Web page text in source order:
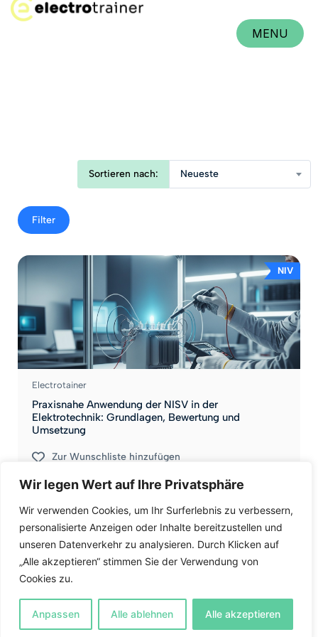
Wir legen Wert auf Ihre Privatsphäre
Wir verwenden Cookies, um Ihr Surferlebnis zu verbessern,
personalisierte Anzeigen oder Inhalte bereitzustellen und
unseren Datenverkehr zu analysieren. Durch Klicken auf
„Alle akzeptieren“ stimmen Sie der Verwendung von
Cookies zu.
Anpassen Alle ablehnen Alle akzeptieren
MENU
Sortieren nach: Neueste
Filter
NIV
Electrotainer
Praxisnahe Anwendung der NISV in der
Elektrotechnik: Grundlagen, Bewertung und
Umsetzung
Zur Wunschliste hinzufügen
41 1 Vorlesung
0.0 CHF65